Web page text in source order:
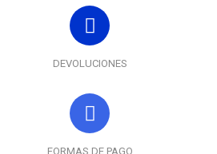
DEVOLUCIONES
FORMAS DE PAGO